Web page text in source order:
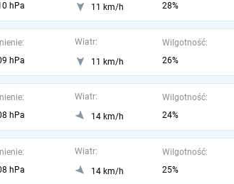
hPa
11 km/h
28%
hPa
Wiatr:
11 km/h
Wilgotność:
26%
hPa
Wiatr:
14 km/h
Wilgotność:
24%
hPa
Wiatr:
14 km/h
Wilgotność:
25%